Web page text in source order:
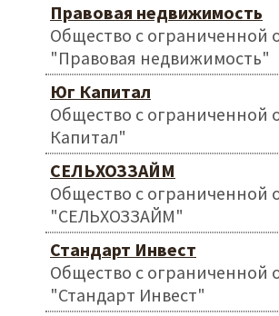
Правовая недвижимость
Общество с ограниченной
"Правовая недвижимость"
Юг Капитал
Общество с ограниченной
Капитал"
СЕЛЬХОЗЗАЙМ
Общество с ограниченной
"СЕЛЬХОЗЗАЙМ"
Стандарт Инвест
Общество с ограниченной
"Стандарт Инвест"